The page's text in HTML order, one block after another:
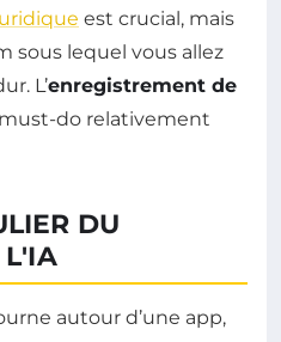
est crucial, mais
sous lequel vous allez
L’enregistrement de
must-do relativement
DU
L'IA
autour d’une app,